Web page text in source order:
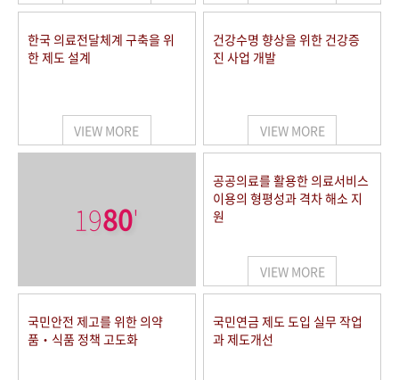
한국 의료전달체계 구축을 위
한 제도 설계
VIEW MORE
건강수명 향상을 위한 건강증
진 사업 개발
VIEW MORE
1980'
공공의료를 활용한 의료서비스
이용의 형평성과 격차 해소 지
원
VIEW MORE
국민안전 제고를 위한 의약
품‧식품 정책 고도화
국민연금 제도 도입 실무 작업
과 제도개선